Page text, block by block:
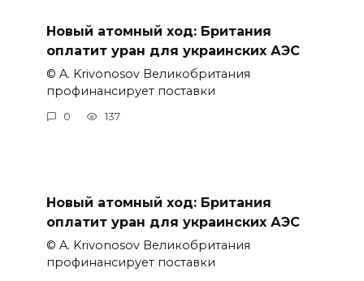
Новый атомный ход: Британия
оплатит уран для украинских АЭС
© A. Krivonosov Великобритания
профинансирует поставки
0 137
Новый атомный ход: Британия
оплатит уран для украинских АЭС
© A. Krivonosov Великобритания
профинансирует поставки